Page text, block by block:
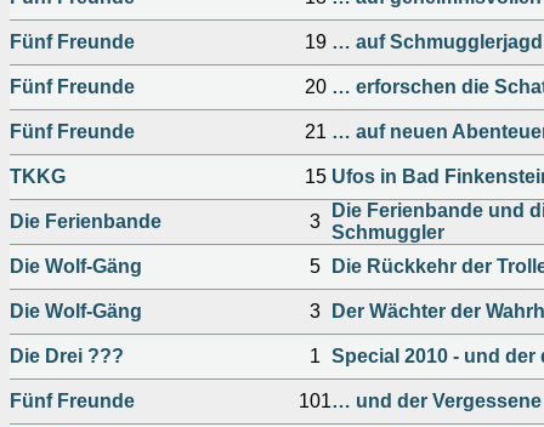
Fünf Freunde 19 … auf Schmugglerjagd
Fünf Freunde 20 … erforschen die
Fünf Freunde 21 … auf neuen
TKKG 15 Ufos in Bad
Die Ferienbande 3
Die Ferienbande und
Schmuggler
Die Wolf-Gäng
5 Die Rückkehr der
Die Wolf-Gäng 3 Der Wächter der
Die Drei ??? 1 Special 2010 - und der
Fünf Freunde 101… und der